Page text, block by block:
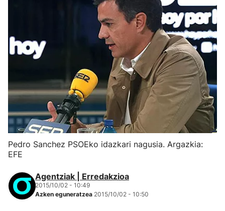
Pedro Sanchez PSOEko idazkari nagusia. Argazkia:
EFE
Agentziak | Erredakzioa
2015/10/02 - 10:49
Azken eguneratzea 2015/10/02 - 10:50